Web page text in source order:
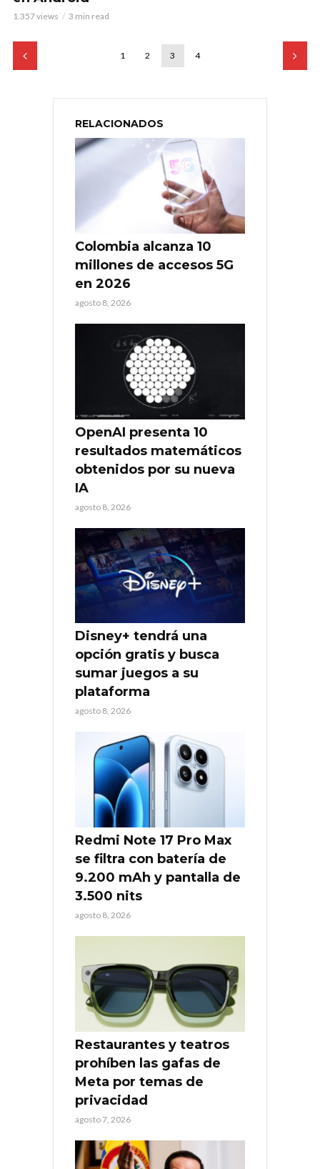
1.357 views 3 min read
1 2 3 4
RELACIONADOS
Colombia alcanza 10
millones de accesos 5G
en 2026
agosto 8, 2026
OpenAI presenta 10
resultados matemáticos
obtenidos por su nueva
IA
agosto 8, 2026
Disney+ tendrá una
opción gratis y busca
sumar juegos a su
plataforma
agosto 8, 2026
Redmi Note 17 Pro Max
se filtra con batería de
9.200 mAh y pantalla de
3.500 nits
agosto 8, 2026
Restaurantes y teatros
prohíben las gafas de
Meta por temas de
privacidad
agosto 7, 2026